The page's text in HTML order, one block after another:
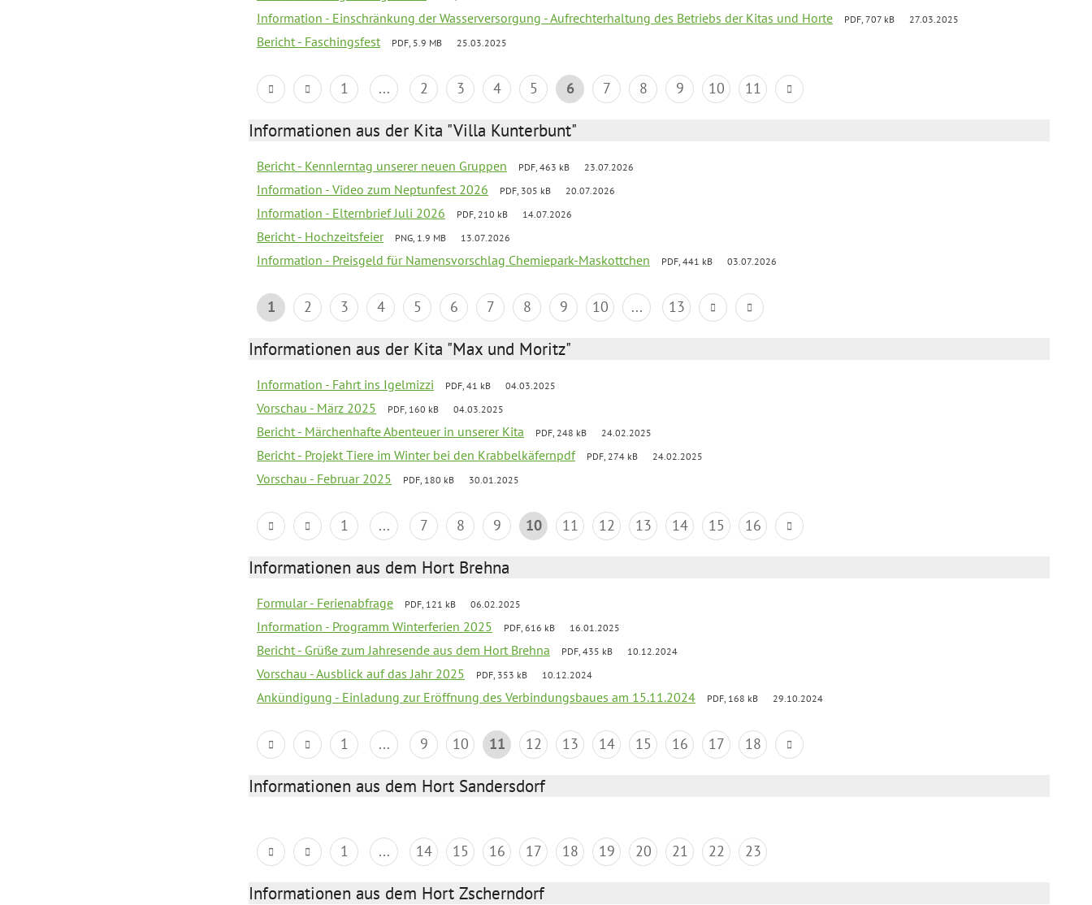
Information - Einschränkung der Wasserversorgung - Aufrechterhaltung des Betriebs der Kitas und Horte PDF, 707 kB 27.03.2025
Bericht - Faschingsfest PDF, 5.9 MB 25.03.2025
1 ... 2 3 4 5 6 7 8 9 10 11
Informationen aus der Kita "Villa Kunterbunt"
Bericht - Kennlerntag unserer neuen Gruppen PDF, 463 kB 23.07.2026
Information - Video zum Neptunfest 2026 PDF, 305 kB 20.07.2026
Information - Elternbrief Juli 2026 PDF, 210 kB 14.07.2026
Bericht - Hochzeitsfeier PNG, 1.9 MB 13.07.2026
Information - Preisgeld für Namensvorschlag Chemiepark-Maskottchen PDF, 441 kB 03.07.2026
1 2 3 4 5 6 7 8 9 10 ... 13
Informationen aus der Kita "Max und Moritz"
Information - Fahrt ins Igelmizzi PDF, 41 kB 04.03.2025
Vorschau - März 2025 PDF, 160 kB 04.03.2025
Bericht - Märchenhafte Abenteuer in unserer Kita PDF, 248 kB 24.02.2025
Bericht - Projekt Tiere im Winter bei den Krabbelkäfernpdf PDF, 274 kB 24.02.2025
Vorschau - Februar 2025 PDF, 180 kB 30.01.2025
1 ... 7 8 9 10 11 12 13 14 15 16
Informationen aus dem Hort Brehna
Formular - Ferienabfrage PDF, 121 kB 06.02.2025
Information - Programm Winterferien 2025 PDF, 616 kB 16.01.2025
Bericht - Grüße zum Jahresende aus dem Hort Brehna PDF, 435 kB 10.12.2024
Vorschau - Ausblick auf das Jahr 2025 PDF, 353 kB 10.12.2024
Ankündigung - Einladung zur Eröffnung des Verbindungsbaues am 15.11.2024 PDF, 168 kB 29.10.2024
1 ... 9 10 11 12 13 14 15 16 17 18
Informationen aus dem Hort Sandersdorf
1 ... 14 15 16 17 18 19 20 21 22 23
Informationen aus dem Hort Zscherndorf